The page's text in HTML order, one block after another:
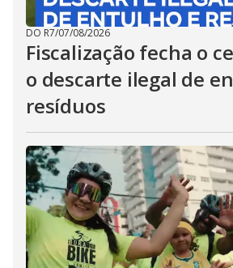
DO R7/07/08/2026
Fiscalização fecha o
o descarte ilegal de
resíduos